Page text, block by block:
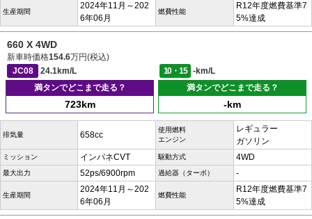
生産期間
2024年11月～202
6年06月
燃費性能
R12年度燃費基準7
5%達成
660 X 4WD
新車時価格154.6万円(税込)
JC08
24.1km/L 10・15
-km/L
満タンでどこまで走る？
723km
満タンでどこまで走る？
-km
排気量 658cc
使用燃料
エンジン
レギュラー
ガソリン
ミッション インパネCVT 駆動方式 4WD
最大出力 52ps/6900rpm 過給器（ターボ） -
生産期間
2024年11月～202
6年06月
燃費性能
R12年度燃費基準7
5%達成